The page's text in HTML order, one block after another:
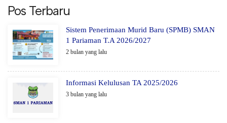
Pos Terbaru
Sistem Penerimaan Murid Baru (SPMB) SMAN
1 Pariaman T.A 2026/2027
2 bulan yang lalu
Informasi Kelulusan TA 2025/2026
3 bulan yang lalu